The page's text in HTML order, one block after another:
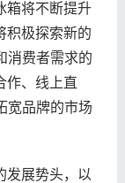
箱将不断提升
积极探索新的
消费者需求的
作、线上直
宽品牌的市场
展势头，以